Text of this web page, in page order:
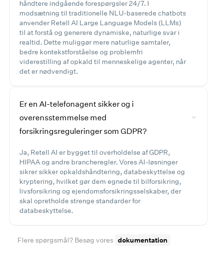
håndtere indgående forespørgsler 24/7. I
modsætning til traditionelle NLU-baserede chatbots
anvender Retell AI Large Language Models (LLMs)
til at forstå og generere dynamiske, naturlige svar i
realtid. Dette muliggør mere naturlige samtaler,
bedre kontekstforståelse og problemfri
viderestilling af opkald til menneskelige agenter, når
det er nødvendigt.
Er en AI-telefonagent sikker og i
overensstemmelse med
forsikringsreguleringer som GDPR?
Ja, Retell AI er bygget til overholdelse af GDPR,
HIPAA og andre brancheregler. Vores AI-løsninger
sikrer sikker opkaldshåndtering, databeskyttelse og
kryptering, hvilket gør dem egnede til bilforsikring,
livsforsikring og ejendomsforsikringsselskaber, der
skal opretholde strenge standarder for
databeskyttelse.
Flere spørgsmål? Besøg vores dokumentation